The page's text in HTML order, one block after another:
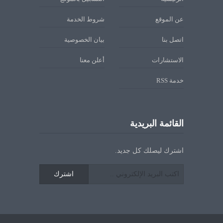
عن الموقع شروط الخدمة
اتصل بنا بيان الخصوصية
الاستشارات أعلن معنا
خدمة RSS
القائمة البريدية
اشترك ليصلك كل جديد.
اشترك